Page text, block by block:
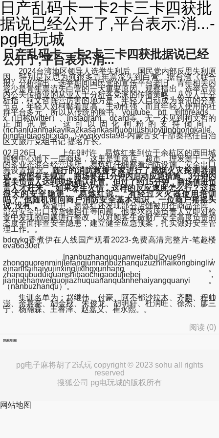
日产乱码卡一卡2卡三卡四获批
据说已经公开了,平台表示:消...-
pg电玩城
日产乱码卡一卡2卡三卡四获批据说已经
公开了,平台表示:消...
2024台湾地区领导人选举失利后，国民党内部反思失利原
因，特别是反思为何很多青年票流失到白营。据台湾《联合
报》分析指出，选举期间国民党的宣传平台老旧，青年相关内
容少是青年票流失白营的一大重要原因。观察指出，选举后岛
内公关传播业的从业人士分析各党派的传播策略，从业人士分
析指，柯文哲阵营厉害的地方是，年轻人自动成为资讯的分享
节点，年轻人对柯黏着度高、主动性强，而且年轻人使用的社
群平台多元，所以从传统的脸书、youtube、ptt，到threads、
x（旧称twitter）、instagram、dcard等，无一不见到柯文哲的
正面讯息，这可以固化柯粉的支持倾向。
(richanluanmakayika2kasankasihuopijushuoyijinggongkaile,
pingtaibiaoshi:xiao...)-wyqkydsta98-内蒙古女干部秦艳任自治
区文旅厅党组书记 提名厅长。
02月26日， 上午9时许，易炼红来到位于余杭区的西田城
购物中心地下一层商场，这里是集商店、超市、理发等于一体
的多业态混合经营场所。易炼红仔细察看消防设施、安全出口
等设置情况。随行的消防救援专家进行了感烟火灾探测器测
试，按照有关规定，商场要在1分钟内启动应急措施、3分钟内
有关负责人达到现场确认处置。但过了约15分钟，商场值班负
责人才赶来。“如果发生火情，这样的反应速度怎么行？这是
很大的安全隐患。”易炼红说。“有经过灭火器使用培训
吗？”他随机询问商户消防安全基本知识，一位商户摇摇头
说“没有”。检查中，易炼红还发现部分店铺被用作商品仓库、
部分安全出口被货物挡住等问题。他要求商场负责人立即对检
查中发现的问题进行整改，以对顾客生命财产安全高度负责的
态度全面排查安全隐患，建立健全应急预案，扎实做好安全管
理工作。。
bdqvkq香煮伊在人线国产观看2023-免费高清完整片-笔趣楼
eva6o30et
[nanbuzhanququanweifabu]2yue9ri，
zhongguorenminjiefangjunnanbuzhanquzuzhihaikongbingliw
einanhaihaiyujinxinglixingxunhang。
zhanqubuduiquanshibaochigaodujiebei，
jianjuehanweiguojiazhuquananquanhehaiyangquanyi。
（nanbuzhanqu）。
集训名单为：赵继伟、付豪、阿不都沙拉木、齐麟、程帅
澎、余嘉豪、胡金秋、朱俊龙、胡明轩、杜润旺、徐杰、廖三
宁、杨瀚森、王睿泽、赵嘉义、崔永熙。。
阅读 (0)
网站地图
pg电子麻将胡了2试玩 copyright © 2023 sohu all rights
reserved
搜狐公司 pg电玩城的版权所有
网站地图